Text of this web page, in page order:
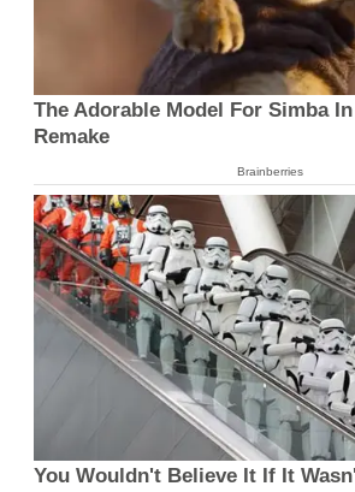
The Adorable Model For Simba
Remake
Brainberries
You Wouldn't Believe It If It